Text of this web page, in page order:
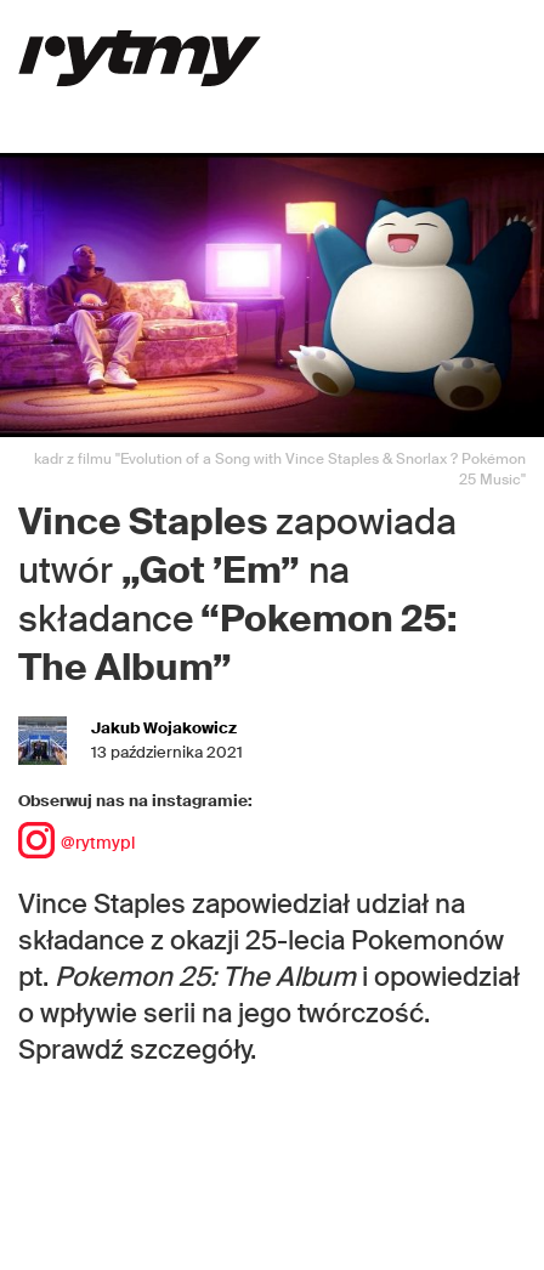
kadr z filmu "Evolution of a Song with Vince Staples & Snorlax ? Pokémon
25 Music"
Vince Staples zapowiada
utwór „Got ’Em” na
składance“Pokemon 25:
The Album”
Jakub Wojakowicz
13 października 2021
Obserwuj nas na instagramie:
@rytmypl
Vince Staples zapowiedział udział na
składance z okazji 25-lecia Pokemonów
pt. Pokemon 25: The Albumi opowiedział
o wpływie serii na jego twórczość.
Sprawdź szczegóły.